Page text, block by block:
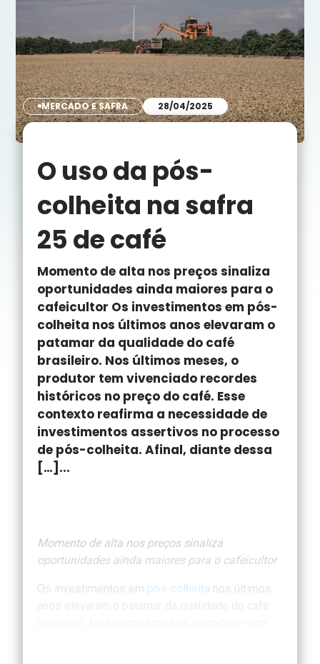
MERCADO E SAFRA 28/04/2025
O uso da pós-
colheita na safra
25 de café
Momento de alta nos preços sinaliza
oportunidades ainda maiores para o
cafeicultor Os investimentos em pós-
colheita nos últimos anos elevaram o
patamar da qualidade do café
brasileiro. Nos últimos meses, o
produtor tem vivenciado recordes
históricos no preço do café. Esse
contexto reafirma a necessidade de
investimentos assertivos no processo
de pós-colheita. Afinal, diante dessa
[…]...
Momento de alta nos preços sinaliza
oportunidades ainda maiores para o cafeicultor
Os investimentos em pós-colheita nos últimos